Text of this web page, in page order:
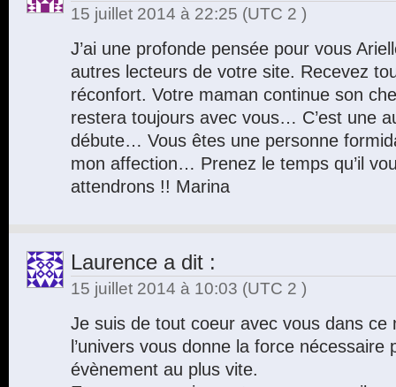
15 juillet 2014 à 22:25 (UTC 2 )
J’ai une profonde pensée pour vous
autres lecteurs de votre site. Recevez
réconfort. Votre maman continue son
restera toujours avec vous… C’est une
débute… Vous êtes une personne
mon affection… Prenez le temps qu’il
attendrons !! Marina
Laurence a dit :
15 juillet 2014 à 10:03 (UTC 2 )
Je suis de tout coeur avec vous dans ce
l’univers vous donne la force
évènement au plus vite.